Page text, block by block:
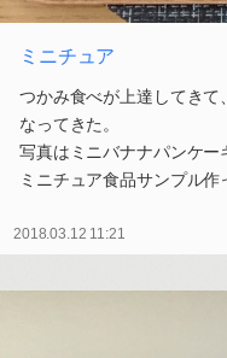
ミニチュア
つかみ食べが上達してきて
なってきた。
写真はミニバナナパンケー
ミニチュア食品サンプル
2018.03.12 11:21